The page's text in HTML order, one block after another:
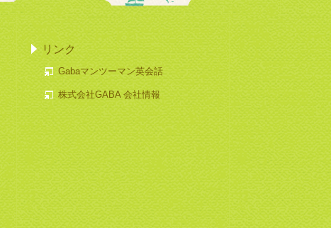
リンク
Gabaマンツーマン英会話
株式会社GABA 会社情報